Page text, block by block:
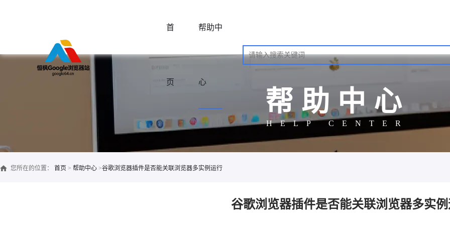
首
页
帮助中
心
帮助中心
HELP CENTER
您所在的位置： 首页 > 帮助中心 >谷歌浏览器插件是否能关联浏览器多实例运行
谷歌浏览器插件是否能关联浏览器多实